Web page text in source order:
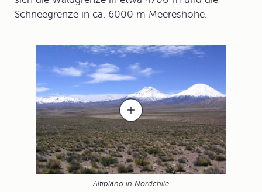
Schneegrenze in ca. 6000 m Meereshöhe.
Altiplano in Nordchile